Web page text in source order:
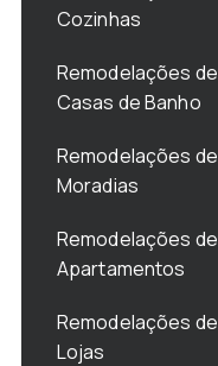
Cozinhas
Remodelações de
Casas de Banho
Remodelações de
Moradias
Remodelações de
Apartamentos
Remodelações de
Lojas